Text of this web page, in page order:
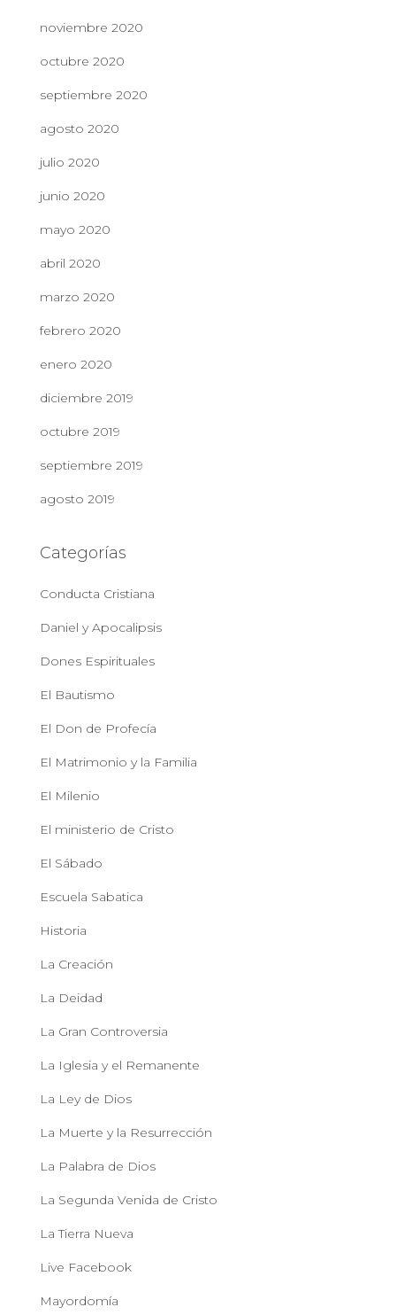
noviembre 2020
octubre 2020
septiembre 2020
agosto 2020
julio 2020
junio 2020
mayo 2020
abril 2020
marzo 2020
febrero 2020
enero 2020
diciembre 2019
octubre 2019
septiembre 2019
agosto 2019
Categorías
Conducta Cristiana
Daniel y Apocalipsis
Dones Espirituales
El Bautismo
El Don de Profecía
El Matrimonio y la Familia
El Milenio
El ministerio de Cristo
El Sábado
Escuela Sabatica
Historia
La Creación
La Deidad
La Gran Controversia
La Iglesia y el Remanente
La Ley de Dios
La Muerte y la Resurrección
La Palabra de Dios
La Segunda Venida de Cristo
La Tierra Nueva
Live Facebook
Mayordomía